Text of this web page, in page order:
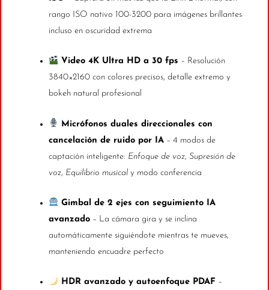
rango ISO nativo 100-3200 para imágenes brillantes
incluso en oscuridad extrema
Video 4K Ultra HD a 30 fps – Resolución
3840×2160 con colores precisos, detalle extremo y
bokeh natural profesional
Micrófonos duales direccionales con
cancelación de ruido por IA– 4 modos de
captación inteligente: Enfoque de voz, Supresión de
voz, Equilibrio musicaly modo conferencia
Gimbal de 2 ejes con seguimiento IA
avanzado– La cámara gira y se inclina
automáticamente siguiéndote mientras te mueves,
manteniendo encuadre perfecto
HDR avanzado y autoenfoque PDAF –